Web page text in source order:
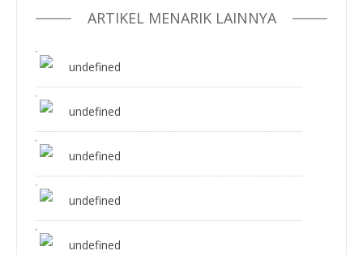
ARTIKEL MENARIK LAINNYA
undefined
undefined
undefined
undefined
undefined